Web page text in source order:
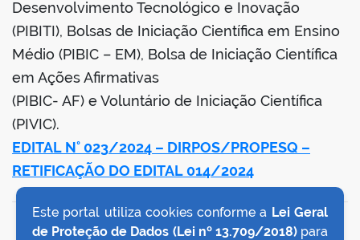
Desenvolvimento Tecnológico e Inovação
(PIBITI), Bolsas de Iniciação Científica em Ensino
Médio (PIBIC – EM), Bolsa de Iniciação Científica
em Ações Afirmativas
(PIBIC- AF) e Voluntário de Iniciação Científica
(PIVIC).
EDITAL N° 023/2024 – DIRPOS/PROPESQ –
RETIFICAÇÃO DO EDITAL 014/2024
VOLTAR AO TOPO
Este portal utiliza cookies conforme a Lei Geral
de Proteção de Dados (Lei nº 13.709/2018)para